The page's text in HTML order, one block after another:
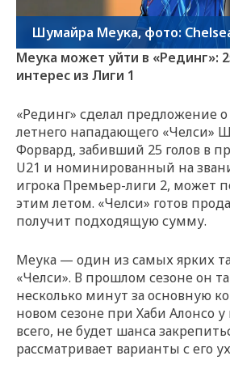
Шумайра Меука, фото:
Меука может уйти в «Рединг»:
интерес из Лиги 1
«Рединг» сделал предложение
летнего нападающего «Челси»
Форвард, забивший 25 голов в
U21 и номинированный на
игрока Премьер-лиги 2, может
этим летом. «Челси» готов
получит подходящую сумму.
Меука — один из самых ярких
«Челси». В прошлом сезоне он
несколько минут за основную
новом сезоне при Хаби Алонсо у
всего, не будет шанса
рассматривает варианты с его